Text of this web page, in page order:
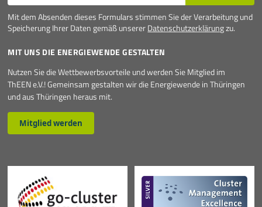
Mit dem Absenden dieses Formulars stimmen Sie der Verarbeitung und
Speicherung Ihrer Daten gemäß unsererDatenschutzerklärungzu.
MIT UNS DIE ENERGIEWENDE GESTALTEN
Nutzen Sie die Wettbewerbsvorteile und werden Sie Mitglied im
ThEEN e.V.! Gemeinsam gestalten wir die Energiewende in Thüringen
und aus Thüringen heraus mit.
Mitglied werden